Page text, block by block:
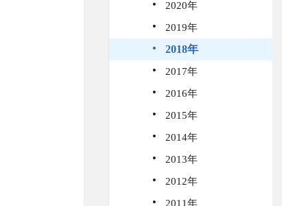
2020年
· 2019年
· 2018年
· 2017年
· 2016年
· 2015年
· 2014年
· 2013年
· 2012年
2011年